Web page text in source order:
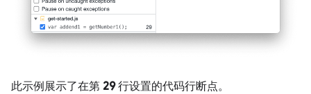
此示例展示了在第 29行设置的代码行断点。